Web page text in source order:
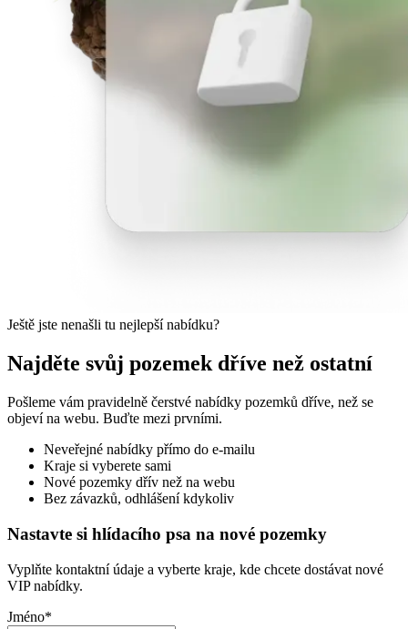
Ještě jste nenašli tu nejlepší nabídku?
Najděte svůj pozemek dříve než ostatní
Pošleme vám pravidelně čerstvé nabídky pozemků dříve, než se
objeví na webu. Buďte mezi prvními.
Neveřejné nabídky přímo do e-mailu
Kraje si vyberete sami
Nové pozemky dřív než na webu
Bez závazků, odhlášení kdykoliv
Nastavte si hlídacího psa na nové pozemky
Vyplňte kontaktní údaje a vyberte kraje, kde chcete dostávat nové
VIP nabídky.
Jméno*